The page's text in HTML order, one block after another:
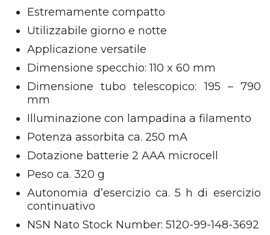
Estremamente compatto
Utilizzabile giorno e notte
Applicazione versatile
Dimensione specchio: 110 x 60 mm
Dimensione tubo telescopico: 195 – 790
mm
Illuminazione con lampadina a filamento
Potenza assorbita ca. 250 mA
Dotazione batterie 2 AAA microcell
Peso ca. 320 g
Autonomia d’esercizio ca. 5 h di esercizio
continuativo
NSN Nato Stock Number: 5120-99-148-3692